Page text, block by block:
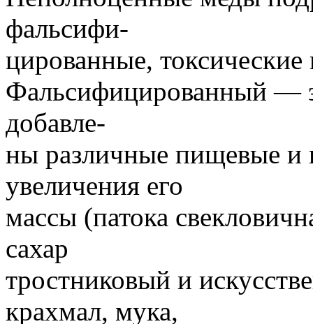
фальсифи-
цированные,
Фальсифицированный —
добавле-
ны различные пищевые и
увеличения его
массы (патока
сахар
тростниковый и
крахмал, мука,